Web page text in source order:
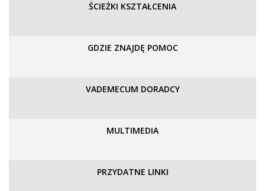
ŚCIEŻKI KSZTAŁCENIA
GDZIE ZNAJDĘ POMOC
VADEMECUM DORADCY
MULTIMEDIA
PRZYDATNE LINKI